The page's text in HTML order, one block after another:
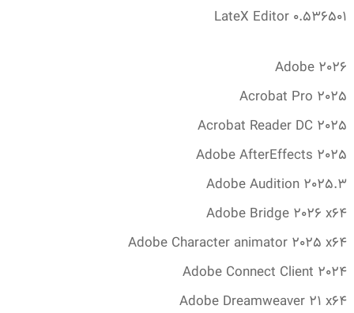
LateX Editor 0.‎536501
Adobe 2026
Acrobat Pro 2025
Acrobat Reader DC 2025
Adobe AfterEffects 2025
Adobe Audition 2025.‎3
Adobe Bridge 2026 x64
Adobe Character animator 2025 x64
Adobe Connect Client 2024
Adobe Dreamweaver 21 x64